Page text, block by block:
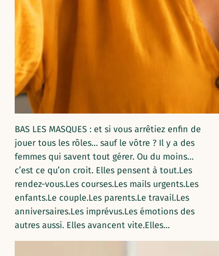
BAS LES MASQUES : et si vous arrêtiez enfin de
jouer tous les rôles… sauf le vôtre ? Il y a des
femmes qui savent tout gérer. Ou du moins…
c’est ce qu’on croit. Elles pensent à tout.Les
rendez-vous.Les courses.Les mails urgents.Les
enfants.Le couple.Les parents.Le travail.Les
anniversaires.Les imprévus.Les émotions des
autres aussi. Elles avancent vite.Elles…